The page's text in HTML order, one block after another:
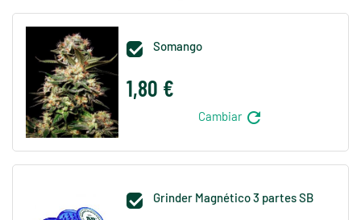
 Somango
1,80 €
Cambiar refresh
 Grinder Magnético 3 partes SB